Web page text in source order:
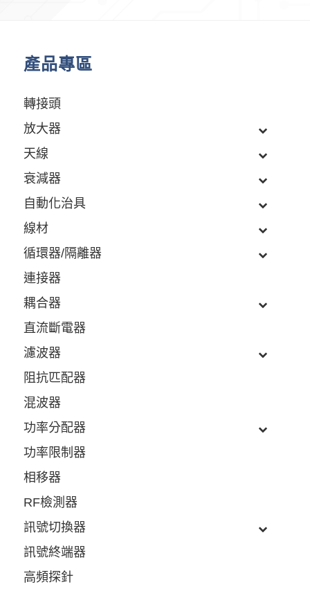
產品專區
轉接頭
放大器
天線
衰減器
自動化治具
線材
循環器/隔離器
連接器
耦合器
直流斷電器
濾波器
阻抗匹配器
混波器
功率分配器
功率限制器
相移器
RF檢測器
訊號切換器
訊號終端器
高頻探針